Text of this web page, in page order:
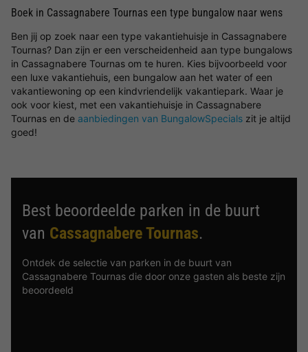
Boek in Cassagnabere Tournas een type bungalow naar wens
Ben jij op zoek naar een type vakantiehuisje in Cassagnabere
Tournas? Dan zijn er een verscheidenheid aan type bungalows
in Cassagnabere Tournas om te huren. Kies bijvoorbeeld voor
een luxe vakantiehuis, een bungalow aan het water of een
vakantiewoning op een kindvriendelijk vakantiepark. Waar je
ook voor kiest, met een vakantiehuisje in Cassagnabere
Tournas en de aanbiedingen van BungalowSpecials zit je altijd
goed!
Best beoordeelde parken in de buurt
van Cassagnabere Tournas.
Ontdek de selectie van parken in de buurt van
Cassagnabere Tournas die door onze gasten als beste zijn
beoordeeld